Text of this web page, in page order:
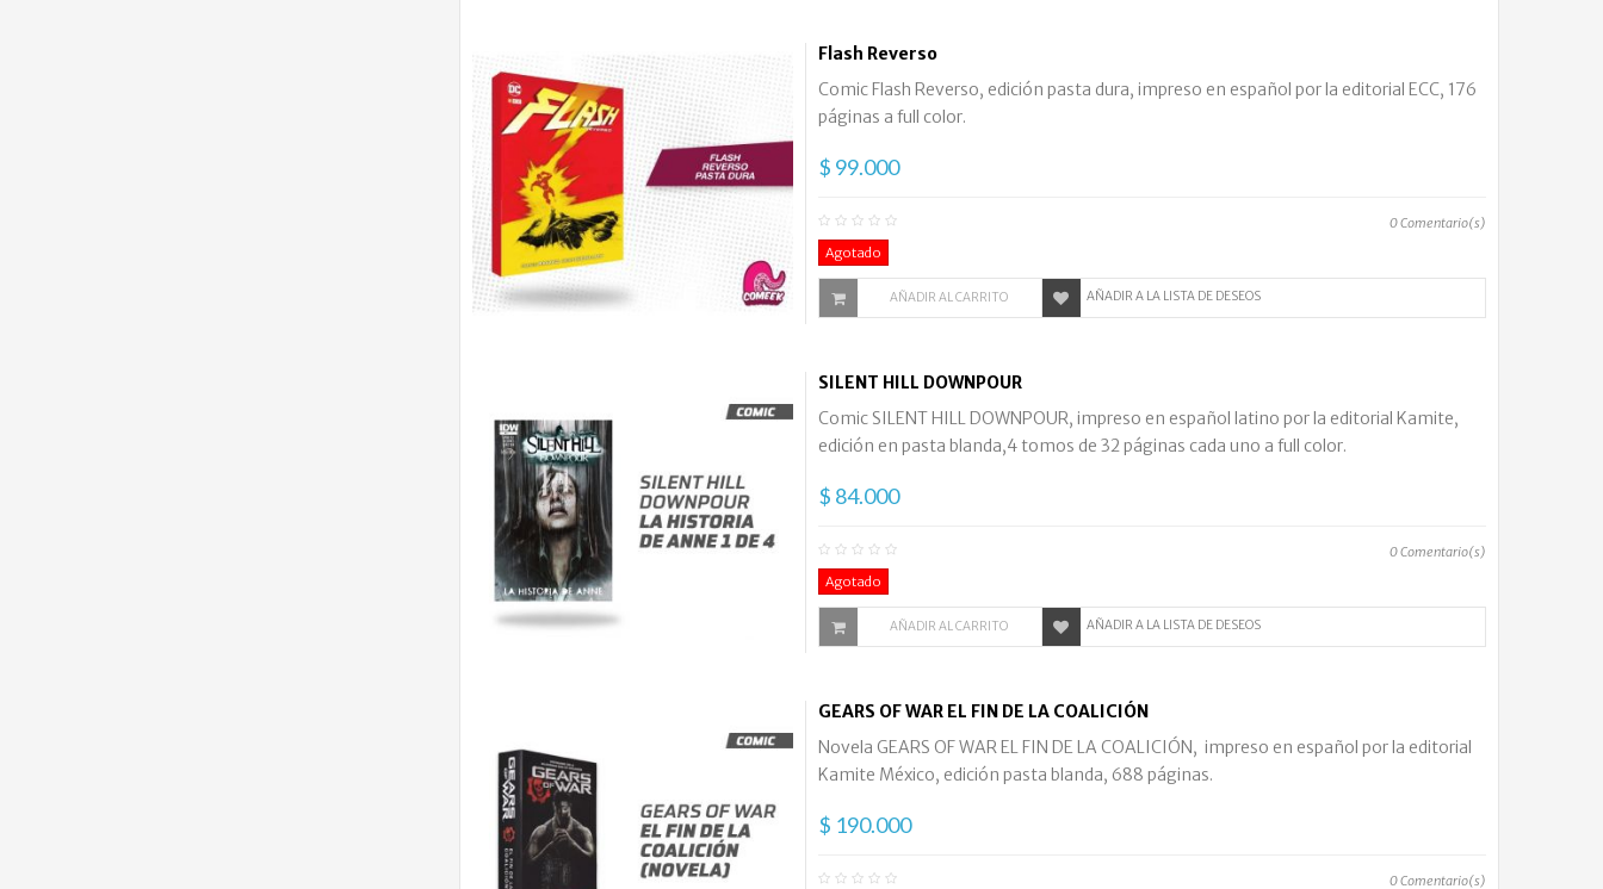
Flash Reverso
Comic Flash Reverso, edición pasta dura, impreso en español por la editorial ECC, 176
páginas a full color.
$ 99.000
0Comentario(s)
Agotado
AÑADIR AL CARRITO AÑADIR A LA LISTA DE DESEOS
SILENT HILL DOWNPOUR
Comic SILENT HILL DOWNPOUR, impreso en español latino por la editorial Kamite,
edición en pasta blanda,4 tomos de 32 páginas cada uno a full color.
$ 84.000
0Comentario(s)
Agotado
AÑADIR AL CARRITO AÑADIR A LA LISTA DE DESEOS
GEARS OF WAR EL FIN DE LA COALICIÓN
Novela GEARS OF WAR EL FIN DE LA COALICIÓN, impreso en español por la editorial
Kamite México, edición pasta blanda, 688 páginas.
$ 190.000
0Comentario(s)